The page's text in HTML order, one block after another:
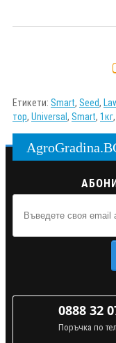
Етикети: Smart, Seed,
тор, Universal, Smart, 1кг,
0888 32
Поръчка по